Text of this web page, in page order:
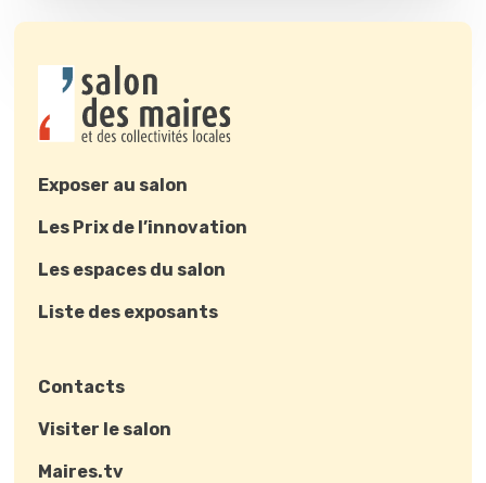
Exposer au salon
Les Prix de l’innovation
Les espaces du salon
Liste des exposants
Contacts
Visiter le salon
Maires.tv